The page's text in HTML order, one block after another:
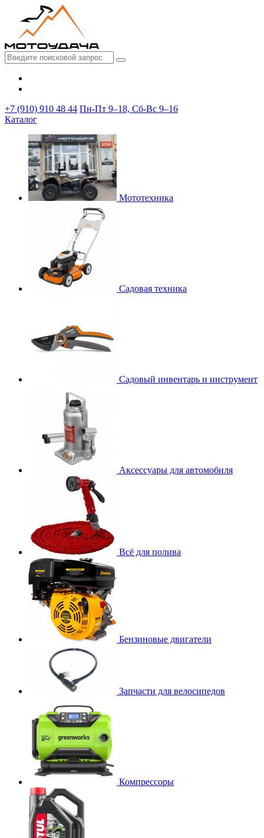
+7 (910) 910 48 44 Пн-Пт 9–18, Сб-Вс 9–16
Каталог
Мототехника
Садовая техника
Садовый инвентарь и инструмент
Аксессуары для автомобиля
Всё для полива
Бензиновые двигатели
Запчасти для велосипедов
Компрессоры